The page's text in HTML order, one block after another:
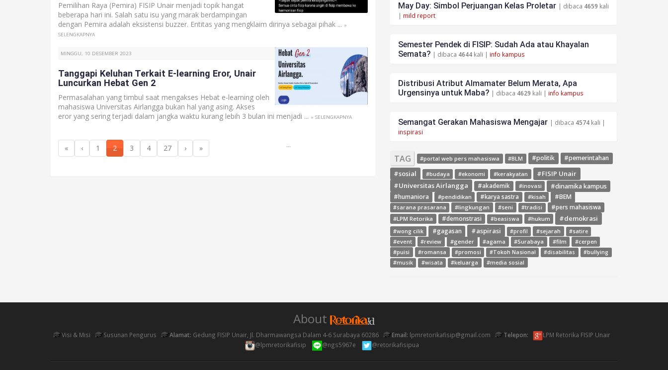
Pemilihan Raya (Pemira) FISIP Unair menjadi topik hangat
beberapa hari ini. Salah satu isu yang marak berdampingan
dengan Pemira adalah eksistensi buzzer. Entitas yang mengklaim dirinya sebagai pihak ... »
SELENGKAPNYA
MINGGU, 10 DESEMBER 2023
Tanggapi Keluhan Terkait E-learning Eror, Unair
Luncurkan Hebat Gen 2
Permasalahan yang timbul saat mengakses Hebat e-learning oleh
mahasiswa Universitas Airlangga bukan hal yang asing. Akses
eror yang sering terjadi dalam jangka waktu kurang lebih 3 bulan ini menjadi ... » SELENGKAPNYA
« ‹ 1 2 3 4 ...
27 › »
May Day: Simbol Perjuangan Kelas Proletar | dibaca 4659 kali
| mild report
Semester Pendek di FISIP: Sudah Ada atau Khayalan
Semata? | dibaca 4644kali | info kampus
Distribusi Atribut Almamater Belum Merata, Apa
Urgensinya untuk Maba? | dibaca 4629 kali | info kampus
Semangat Gerakan Mahasiswa Mengajar | dibaca 4574kali |
inspirasi
TAG #portal web pers mahasiswa #BLM #politik #pemerintahan
#sosial #budaya #ekonomi #kerakyatan
#FISIP Unair
#Universitas Airlangga
#akademik #inovasi #dinamika kampus
#humaniora #pendidikan #karya sastra #kisah #BEM
#sarana prasarana #lingkungan #seni #tradisi
#pers mahasiswa
#LPM Retorika
#demonstrasi #beasiswa #hukum #demokrasi
#wong cilik #gagasan #aspirasi #profil #sejarah #satire
#event #review #gender #agama #Surabaya #film
#cerpen
#puisi
#romansa #promosi #Tokoh Nasional #disabilitas
#bullying
#musik
#wisata #keluarga #media sosial
About
Visi & Misi Susunan Pengurus Alamat: Gedung FISIP Unair, Jl. Dharmawangsa Dalam 4-6 Surabaya 60286 Email: lpmretorikafisip@gmail.com Telepon:
LPM Retorika FISIP Unair
@lpmretorikafisip
@ngs5967e @retorikafisipua